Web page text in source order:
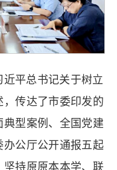
平总书记关于树立
传达了市委印发的
型案例、全国党建
办公厅公开通报五起
持原原本本学、联